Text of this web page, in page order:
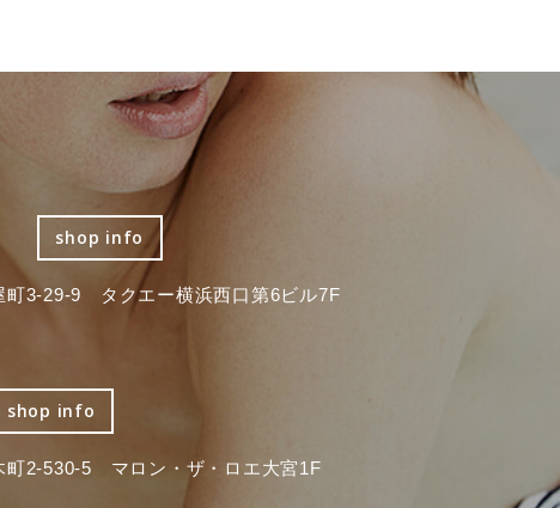
shop info
町3-29-9 タクエー横浜西口第6ビル7F
shop info
町2-530-5 マロン・ザ・ロエ大宮1F